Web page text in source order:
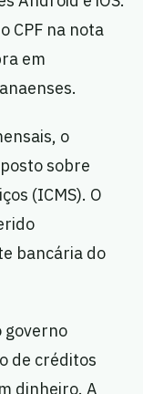
CPF na nota
em
o
sobre
(ICMS). O
bancária do
governo
de créditos
dinheiro. A